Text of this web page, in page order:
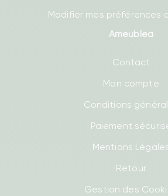
Modifier mes préférences
Ameublea
Contact
Mon compte
Conditions
Paiement
Mentions
Retour
Gestion des